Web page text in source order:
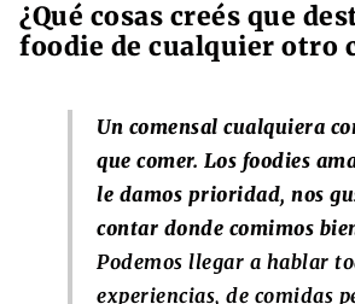
¿Qué cosas creés que
foodie de cualquier otro
Un comensal cualquiera
que comer. Los foodies
le damos prioridad, nos
contar donde comimos
Podemos llegar a hablar
experiencias, de comidas